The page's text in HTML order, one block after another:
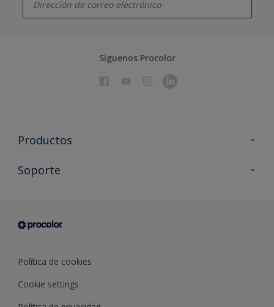
Síguenos Procolor
Productos
Todos los productos
Condiciones generales de venta
Soporte
Sobre Procolor
Política de cookies
Cookie settings